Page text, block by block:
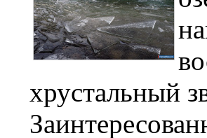
хрустальный